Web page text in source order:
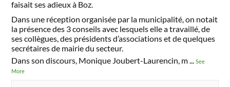
faisait ses adieux à Boz.
Dans une réception organisée par la municipalité, on notait
la présence des 3 conseils avec lesquels elle a travaillé, de
ses collègues, des présidents d’associations et de quelques
secrétaires de mairie du secteur.
Dans son discours, Monique Joubert-Laurencin, m...See
More